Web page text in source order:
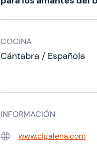
COCINA
Cántabra / Española
INFORMACIÓN
Web: www.cigalena.com